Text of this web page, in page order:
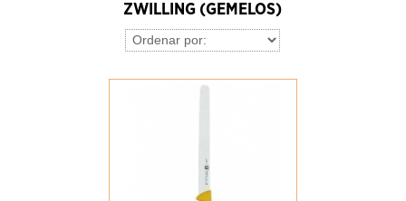
ZWILLING (GEMELOS)